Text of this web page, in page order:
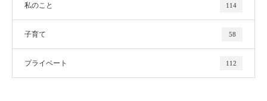
私のこと 114
子育て 58
プライベート 112